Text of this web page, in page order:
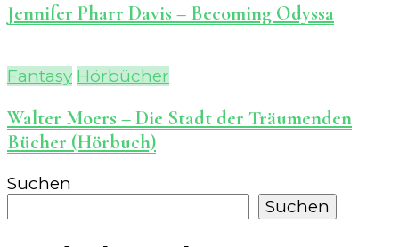
Jennifer Pharr Davis – Becoming Odyssa
Fantasy Hörbücher
Walter Moers – Die Stadt der Träumenden
Bücher (Hörbuch)
Suchen
Suchen